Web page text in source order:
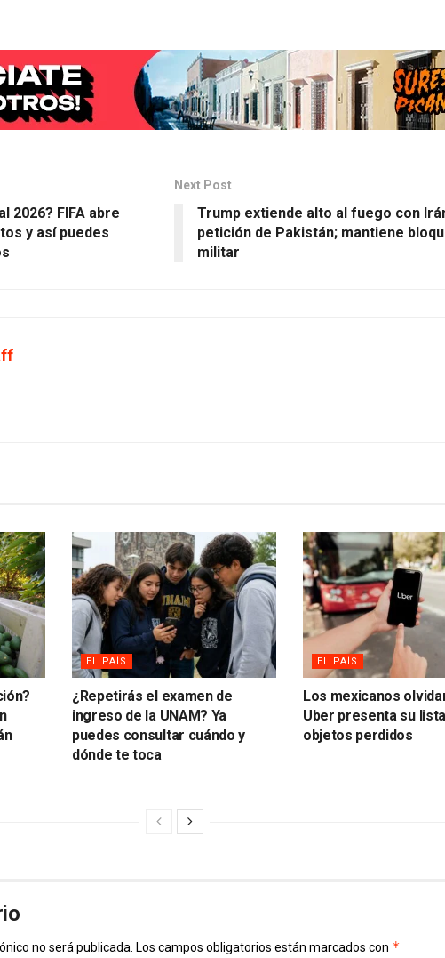
2026? FIFA abre
y así puedes
Next Post
Trump extiende alto al fuego con
petición de Pakistán; mantiene
militar
EL PAÍS
¿Repetirás el examen de
ingreso de la UNAM? Ya
puedes consultar cuándo y
dónde te toca
EL PAÍS
Los mexicanos
Uber presenta su
objetos perdidos
no será publicada. Los campos obligatorios están marcados con *